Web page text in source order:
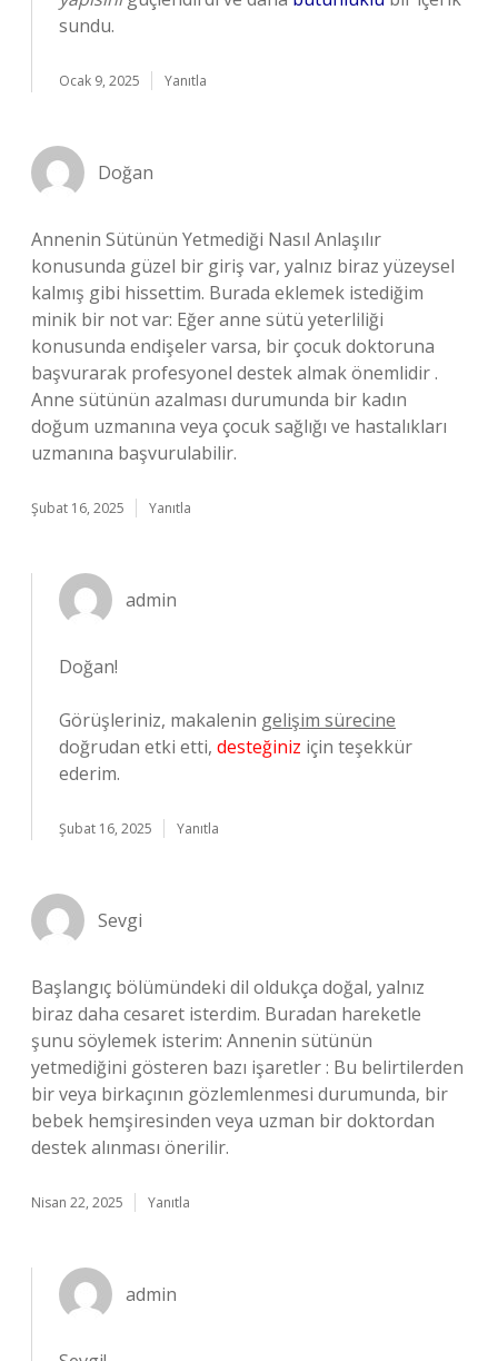
sundu.
Ocak 9, 2025 Yanıtla
Doğan
Annenin Sütünün Yetmediği Nasıl Anlaşılır
konusunda güzel bir giriş var, yalnız biraz yüzeysel
kalmış gibi hissettim. Burada eklemek istediğim
minik bir not var: Eğer anne sütü yeterliliği
konusunda endişeler varsa, bir çocuk doktoruna
başvurarak profesyonel destek almak önemlidir .
Anne sütünün azalması durumunda bir kadın
doğum uzmanına veya çocuk sağlığı ve hastalıkları
uzmanına başvurulabilir.
Şubat 16, 2025 Yanıtla
admin
Doğan!
Görüşleriniz, makalenin gelişim sürecine
doğrudan etki etti, desteğiniz için teşekkür
ederim.
Şubat 16, 2025 Yanıtla
Sevgi
Başlangıç bölümündeki dil oldukça doğal, yalnız
biraz daha cesaret isterdim. Buradan hareketle
şunu söylemek isterim: Annenin sütünün
yetmediğini gösteren bazı işaretler : Bu belirtilerden
bir veya birkaçının gözlemlenmesi durumunda, bir
bebek hemşiresinden veya uzman bir doktordan
destek alınması önerilir.
Nisan 22, 2025 Yanıtla
admin